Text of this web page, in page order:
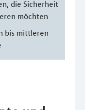
die Sicherheit
möchten
bis mittleren